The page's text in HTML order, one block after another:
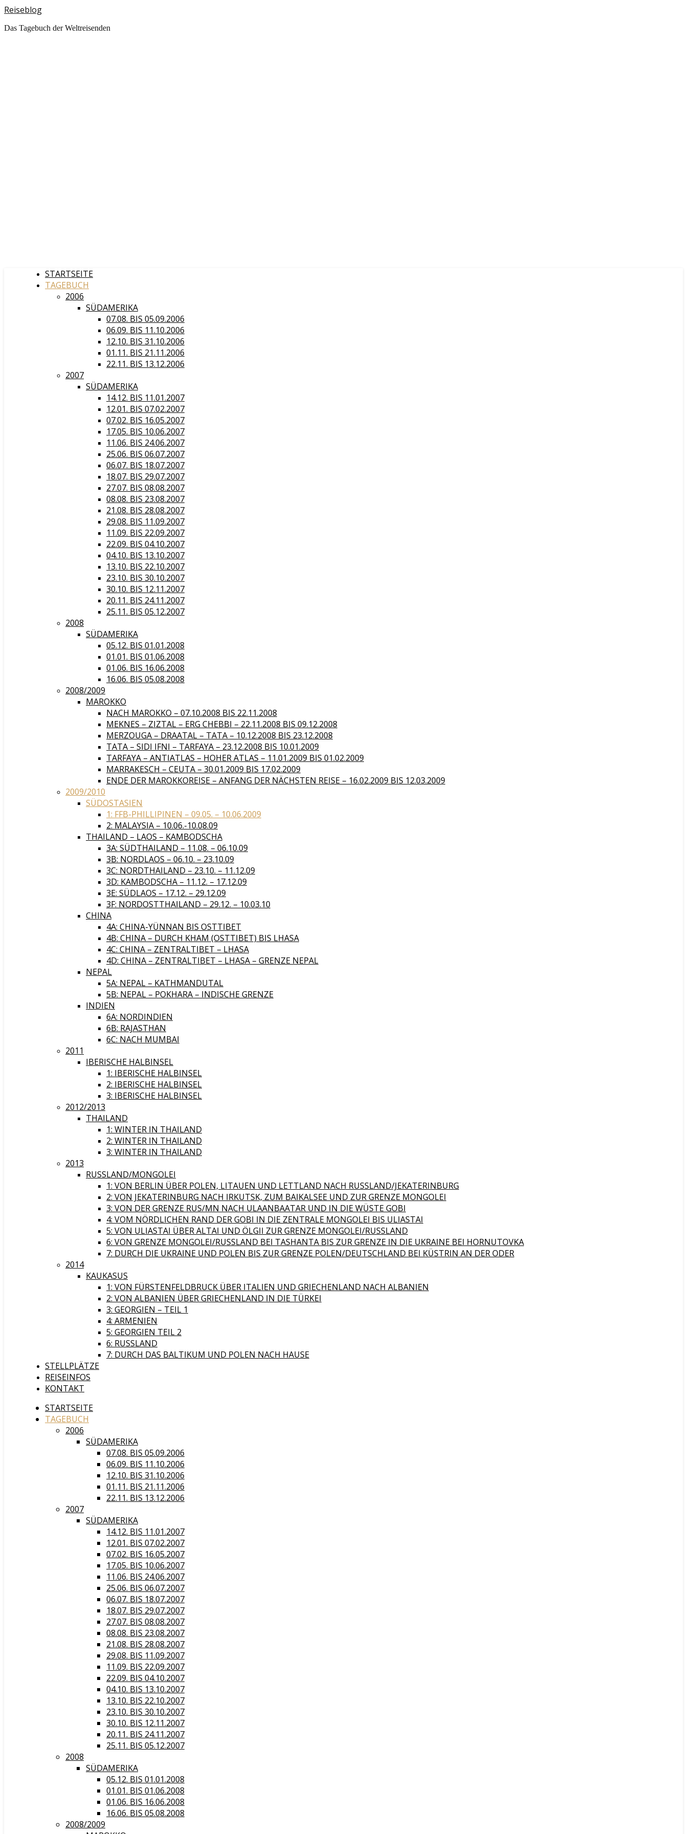
Reiseblog
Das Tagebuch der Weltreisenden
STARTSEITE
TAGEBUCH
2006
SÜDAMERIKA
07.08. BIS 05.09.2006
06.09. BIS 11.10.2006
12.10. BIS 31.10.2006
01.11. BIS 21.11.2006
22.11. BIS 13.12.2006
2007
SÜDAMERIKA
14.12. BIS 11.01.2007
12.01. BIS 07.02.2007
07.02. BIS 16.05.2007
17.05. BIS 10.06.2007
11.06. BIS 24.06.2007
25.06. BIS 06.07.2007
06.07. BIS 18.07.2007
18.07. BIS 29.07.2007
27.07. BIS 08.08.2007
08.08. BIS 23.08.2007
21.08. BIS 28.08.2007
29.08. BIS 11.09.2007
11.09. BIS 22.09.2007
22.09. BIS 04.10.2007
04.10. BIS 13.10.2007
13.10. BIS 22.10.2007
23.10. BIS 30.10.2007
30.10. BIS 12.11.2007
20.11. BIS 24.11.2007
25.11. BIS 05.12.2007
2008
SÜDAMERIKA
05.12. BIS 01.01.2008
01.01. BIS 01.06.2008
01.06. BIS 16.06.2008
16.06. BIS 05.08.2008
2008/2009
MAROKKO
NACH MAROKKO – 07.10.2008 BIS 22.11.2008
MEKNES – ZIZTAL – ERG CHEBBI – 22.11.2008 BIS 09.12.2008
MERZOUGA – DRAATAL – TATA – 10.12.2008 BIS 23.12.2008
TATA – SIDI IFNI – TARFAYA – 23.12.2008 BIS 10.01.2009
TARFAYA – ANTIATLAS – HOHER ATLAS – 11.01.2009 BIS 01.02.2009
MARRAKESCH – CEUTA – 30.01.2009 BIS 17.02.2009
ENDE DER MAROKKOREISE – ANFANG DER NÄCHSTEN REISE – 16.02.2009 BIS 12.03.2009
2009/2010
SÜDOSTASIEN
1: FFB-PHILLIPINEN – 09.05. – 10.06.2009
2: MALAYSIA – 10.06.-10.08.09
THAILAND – LAOS – KAMBODSCHA
3A: SÜDTHAILAND – 11.08. – 06.10.09
3B: NORDLAOS – 06.10. – 23.10.09
3C: NORDTHAILAND – 23.10. – 11.12.09
3D: KAMBODSCHA – 11.12. – 17.12.09
3E: SÜDLAOS – 17.12. – 29.12.09
3F: NORDOSTTHAILAND – 29.12. – 10.03.10
CHINA
4A: CHINA-YÜNNAN BIS OSTTIBET
4B: CHINA – DURCH KHAM (OSTTIBET) BIS LHASA
4C: CHINA – ZENTRALTIBET – LHASA
4D: CHINA – ZENTRALTIBET – LHASA – GRENZE NEPAL
NEPAL
5A: NEPAL – KATHMANDUTAL
5B: NEPAL – POKHARA – INDISCHE GRENZE
INDIEN
6A: NORDINDIEN
6B: RAJASTHAN
6C: NACH MUMBAI
2011
IBERISCHE HALBINSEL
1: IBERISCHE HALBINSEL
2: IBERISCHE HALBINSEL
3: IBERISCHE HALBINSEL
2012/2013
THAILAND
1: WINTER IN THAILAND
2: WINTER IN THAILAND
3: WINTER IN THAILAND
2013
RUSSLAND/MONGOLEI
1: VON BERLIN ÜBER POLEN, LITAUEN UND LETTLAND NACH RUSSLAND/JEKATERINBURG
2: VON JEKATERINBURG NACH IRKUTSK, ZUM BAIKALSEE UND ZUR GRENZE MONGOLEI
3: VON DER GRENZE RUS/MN NACH ULAANBAATAR UND IN DIE WÜSTE GOBI
4: VOM NÖRDLICHEN RAND DER GOBI IN DIE ZENTRALE MONGOLEI BIS ULIASTAI
5: VON ULIASTAI ÜBER ALTAI UND ÖLGII ZUR GRENZE MONGOLEI/RUSSLAND
6: VON GRENZE MONGOLEI/RUSSLAND BEI TASHANTA BIS ZUR GRENZE IN DIE UKRAINE BEI HORNUTOVKA
7: DURCH DIE UKRAINE UND POLEN BIS ZUR GRENZE POLEN/DEUTSCHLAND BEI KÜSTRIN AN DER ODER
2014
KAUKASUS
1: VON FÜRSTENFELDBRUCK ÜBER ITALIEN UND GRIECHENLAND NACH ALBANIEN
2: VON ALBANIEN ÜBER GRIECHENLAND IN DIE TÜRKEI
3: GEORGIEN – TEIL 1
4: ARMENIEN
5: GEORGIEN TEIL 2
6: RUSSLAND
7: DURCH DAS BALTIKUM UND POLEN NACH HAUSE
STELLPLÄTZE
REISEINFOS
KONTAKT
STARTSEITE
TAGEBUCH
2006
SÜDAMERIKA
07.08. BIS 05.09.2006
06.09. BIS 11.10.2006
12.10. BIS 31.10.2006
01.11. BIS 21.11.2006
22.11. BIS 13.12.2006
2007
SÜDAMERIKA
14.12. BIS 11.01.2007
12.01. BIS 07.02.2007
07.02. BIS 16.05.2007
17.05. BIS 10.06.2007
11.06. BIS 24.06.2007
25.06. BIS 06.07.2007
06.07. BIS 18.07.2007
18.07. BIS 29.07.2007
27.07. BIS 08.08.2007
08.08. BIS 23.08.2007
21.08. BIS 28.08.2007
29.08. BIS 11.09.2007
11.09. BIS 22.09.2007
22.09. BIS 04.10.2007
04.10. BIS 13.10.2007
13.10. BIS 22.10.2007
23.10. BIS 30.10.2007
30.10. BIS 12.11.2007
20.11. BIS 24.11.2007
25.11. BIS 05.12.2007
2008
SÜDAMERIKA
05.12. BIS 01.01.2008
01.01. BIS 01.06.2008
01.06. BIS 16.06.2008
16.06. BIS 05.08.2008
2008/2009